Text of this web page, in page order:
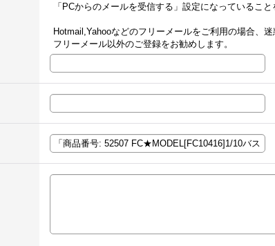
「PCからのメールを受信する」設定になっていること
Hotmail,Yahooなどのフリーメールをご利用の場合、
フリーメール以外のご登録をお勧めします。